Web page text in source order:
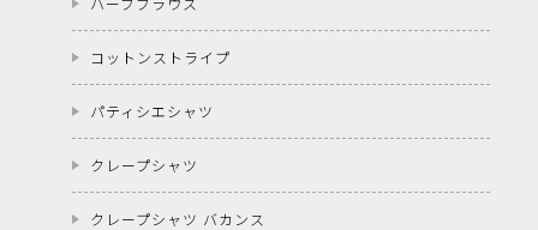
コットンストライプ
パティシエシャツ
クレープシャツ
クレープシャツ バカンス